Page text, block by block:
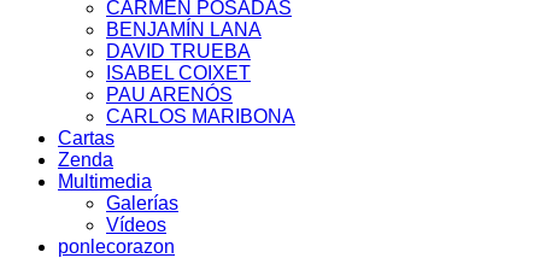
CARMEN POSADAS
BENJAMÍN LANA
DAVID TRUEBA
ISABEL COIXET
PAU ARENÓS
CARLOS MARIBONA
Cartas
Zenda
Multimedia
Galerías
Vídeos
ponlecorazon